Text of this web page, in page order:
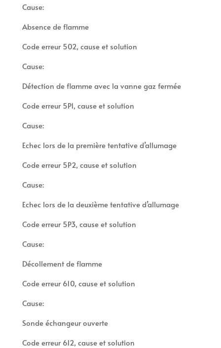
Cause:
Absence de flamme
Code erreur 502, cause et solution
Cause:
Détection de flamme avec la vanne gaz fermée
Code erreur 5P1, cause et solution
Cause:
Echec lors de la première tentative d’allumage
Code erreur 5P2, cause et solution
Cause:
Echec lors de la deuxième tentative d’allumage
Code erreur 5P3, cause et solution
Cause:
Décollement de flamme
Code erreur 610, cause et solution
Cause:
Sonde échangeur ouverte
Code erreur 612, cause et solution